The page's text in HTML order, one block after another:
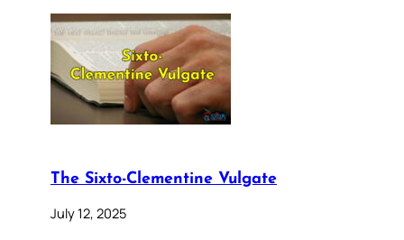
The Sixto-Clementine Vulgate
July 12, 2025